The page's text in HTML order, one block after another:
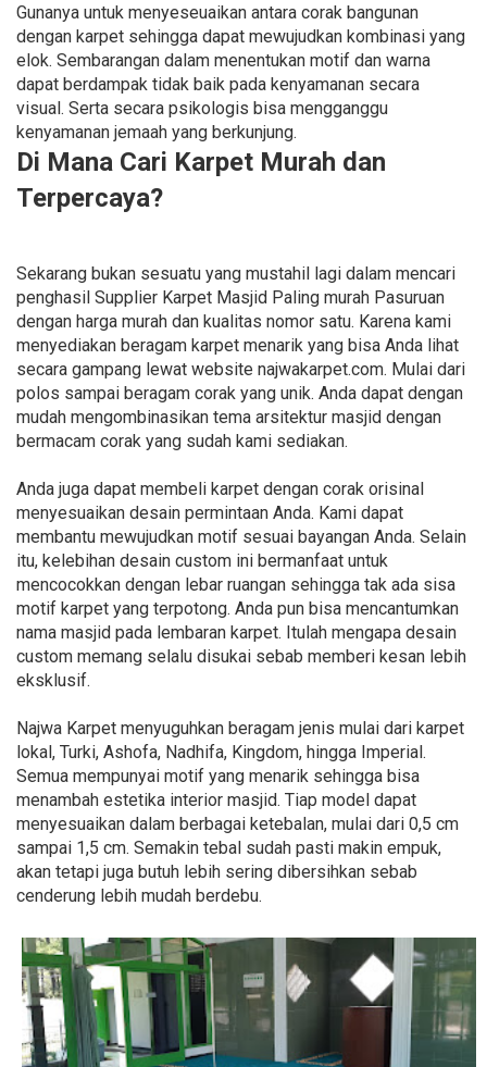
Gunanya untuk menyeseuaikan antara corak bangunan
dengan karpet sehingga dapat mewujudkan kombinasi yang
elok. Sembarangan dalam menentukan motif dan warna
dapat berdampak tidak baik pada kenyamanan secara
visual. Serta secara psikologis bisa mengganggu
kenyamanan jemaah yang berkunjung.
Di Mana Cari Karpet Murah dan
Terpercaya?
Sekarang bukan sesuatu yang mustahil lagi dalam mencari
penghasil Supplier Karpet Masjid Paling murah Pasuruan
dengan harga murah dan kualitas nomor satu. Karena kami
menyediakan beragam karpet menarik yang bisa Anda lihat
secara gampang lewat website najwakarpet.com. Mulai dari
polos sampai beragam corak yang unik. Anda dapat dengan
mudah mengombinasikan tema arsitektur masjid dengan
bermacam corak yang sudah kami sediakan.
Anda juga dapat membeli karpet dengan corak orisinal
menyesuaikan desain permintaan Anda. Kami dapat
membantu mewujudkan motif sesuai bayangan Anda. Selain
itu, kelebihan desain custom ini bermanfaat untuk
mencocokkan dengan lebar ruangan sehingga tak ada sisa
motif karpet yang terpotong. Anda pun bisa mencantumkan
nama masjid pada lembaran karpet. Itulah mengapa desain
custom memang selalu disukai sebab memberi kesan lebih
eksklusif.
Najwa Karpet menyuguhkan beragam jenis mulai dari karpet
lokal, Turki, Ashofa, Nadhifa, Kingdom, hingga Imperial.
Semua mempunyai motif yang menarik sehingga bisa
menambah estetika interior masjid. Tiap model dapat
menyesuaikan dalam berbagai ketebalan, mulai dari 0,5 cm
sampai 1,5 cm. Semakin tebal sudah pasti makin empuk,
akan tetapi juga butuh lebih sering dibersihkan sebab
cenderung lebih mudah berdebu.